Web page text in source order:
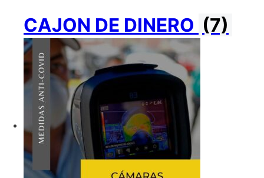
CAJON DE DINERO (7)